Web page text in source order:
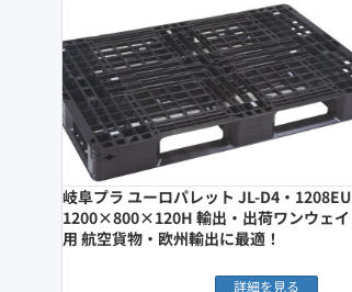
岐阜プラ ユーロパレット JL-D4・1208EU
1200×800×120H 輸出・出荷ワンウェイ
用 航空貨物・欧州輸出に最適！
詳細を見る